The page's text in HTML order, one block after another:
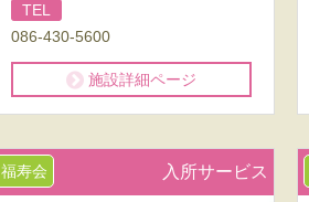
TEL
086-430-5600
施設詳細ページ
福寿会 入所サービス